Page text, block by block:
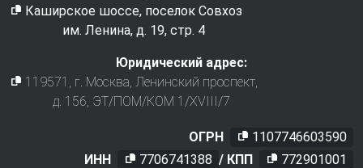
Каширское шоссе, поселок Совхоз
им. Ленина, д. 19, стр. 4
Юридический адрес:
119571
, г. Москва Ленинский проспект,
д. 156, ЭТ/ПОМ/КОМ 1/XVIII/7
ОГРН
1107746603590
ИНН
7706741388 / КПП 772901001